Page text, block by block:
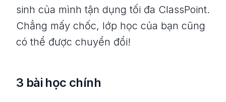
sinh của mình tận dụng tối đa ClassPoint.
Chẳng mấy chốc, lớp học của bạn cũng
có thể được chuyển đổi!
3 bài học chính